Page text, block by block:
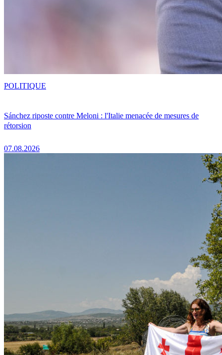
Sánchez riposte contre Meloni : l'Italie menacée de mesures de
rétorsion
07.08.2026
POLITIQUE